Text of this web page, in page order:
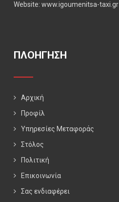
Website: www.igoumenitsa-taxi.gr
ΠΛΟΗΓΗΣΗ
Αρχική
Προφίλ
Υπηρεσίες Μεταφοράς
Στόλος
Πολιτική
Επικοινωνία
Σας ενδιαφέρει